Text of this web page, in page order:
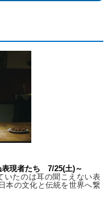
表現者たち 7/25(土)～
いたのは耳の聞こえない表
本の文化と伝統を世界へ繋